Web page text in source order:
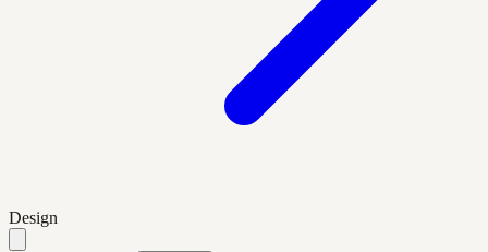
Design